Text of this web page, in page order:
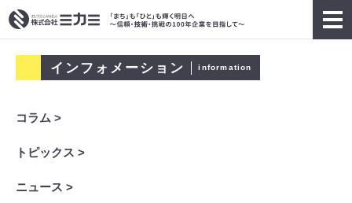
インフォメーション information
コラム >
トピックス >
ニュース >